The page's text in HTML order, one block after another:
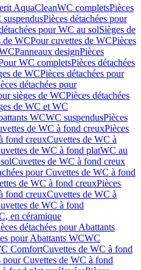
AquaCleanWC completsPièces
suspendusPièces détachées pour
pour WC au solSièges de
de WCPour cuvettes de WCPièces
Panneaux designPièces
WC completsPièces détachées
de WCPièces détachées pour
détachées pour
sièges de WCPièces détachées
de WC et WC
WCWC suspendusPièces
de WC à fond creuxPièces
fond creuxCuvettes de WC à
de WC à fond platWC au
Cuvettes de WC à fond creux
pour Cuvettes de WC à fond
de WC à fond creuxPièces
fond creuxCuvettes de WC à
de WC à fond
en céramique
détachées pour Abattants
pour Abattants WCWC
ComfortCuvettes de WC à fond
pour Cuvettes de WC à fond